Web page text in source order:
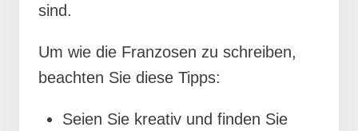
sind.
Um wie die Franzosen zu schreiben,
beachten Sie diese Tipps:
Seien Sie kreativ und finden Sie